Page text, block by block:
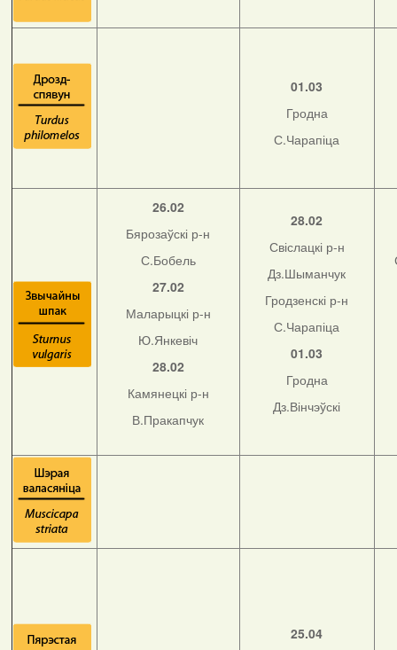
01.03
Гродна
С.Чарапіца
26.02
Бярозаўскі р-н
С.Бобель
27.02
Маларыцкі р-н
Ю.Янкевіч
28.02
Камянецкі р-н
В.Пракапчук
28.02
Свіслацкі р-н
Дз.Шыманчук
Гродзенскі р-н
С.Чарапіца
01.03
Гродна
Дз.Вінчэўскі
25.04